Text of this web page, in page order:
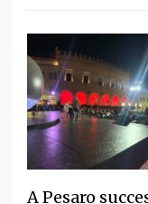
A Pesaro